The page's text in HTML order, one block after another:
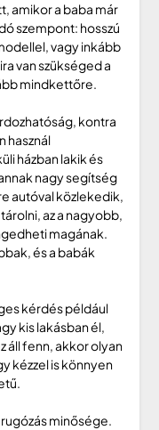
amikor a baba már
szempont: hosszú
vagy inkább
van szükséged a
mindkettőre.
kontra
használ
házban lakik és
nagy segítség
autóval közlekedik,
az a nagyobb,
magának.
és a babák
kérdés például
kis lakásban él,
áll fenn, akkor olyan
kézzel is könnyen
minősége.